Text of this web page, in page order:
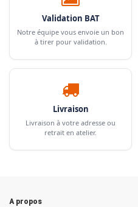
Validation BAT
Notre équipe vous envoie un bon
à tirer pour validation.
Livraison
Livraison à votre adresse ou
retrait en atelier.
A propos